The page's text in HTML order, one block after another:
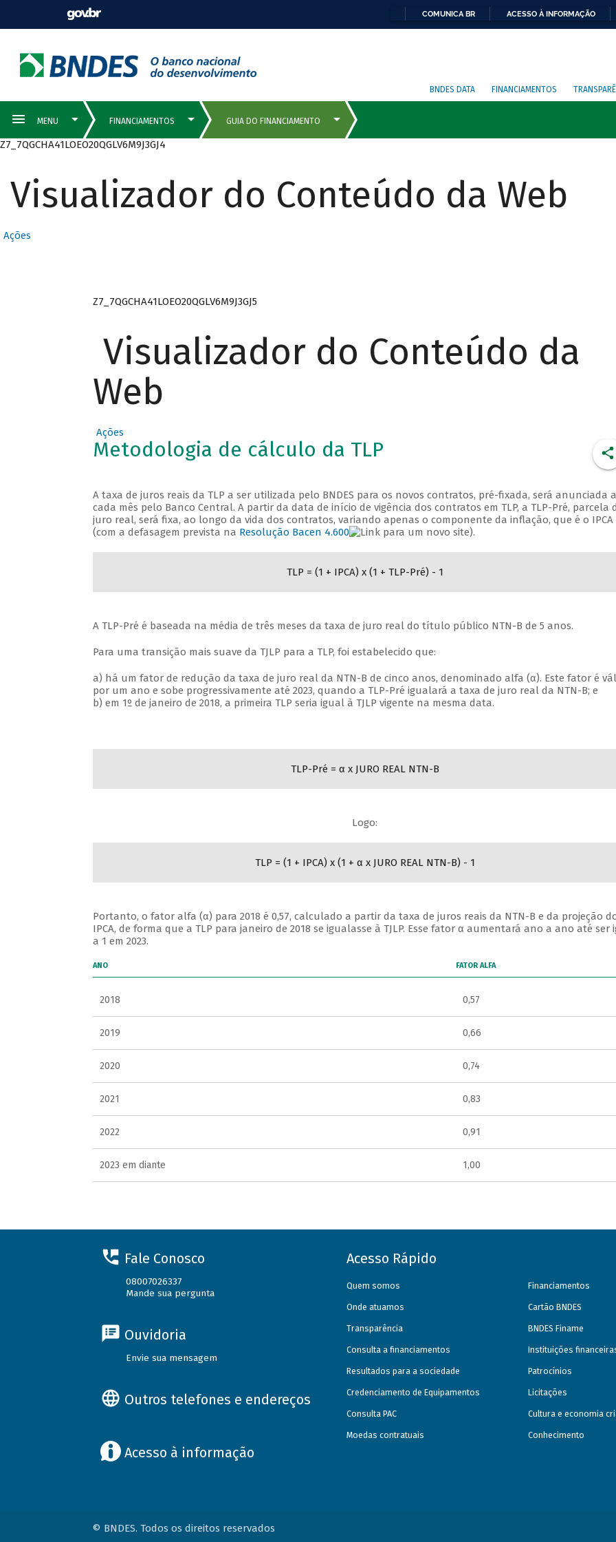
COMUNICA BR ACESSO À INFORMAÇÃO
BNDES DATA FINANCIAMENTOS
Z7_7QGCHA41LOEO20QGLV6M9J3GJ4
Visualizador do Conteúdo da Web
Ações
Z7_7QGCHA41LOEO20QGLV6M9J3GJ5
Visualizador do Conteúdo da
Web
Ações
Metodologia de cálculo da TLP
A taxa de juros reais da TLP a ser utilizada pelo BNDES para os novos contratos, pré-fixada, será anunciada a
cada mês pelo Banco Central. A partir da data de início de vigência dos contratos em TLP, a TLP-Pré, parcela
juro real, será fixa, ao longo da vida dos contratos, variando apenas o componente da inflação, que é o IPCA
(com a defasagem prevista na Resolução Bacen 4.600 ).
TLP = (1 + IPCA) x (1 + TLP-Pré) - 1
A TLP-Pré é baseada na média de três meses da taxa de juro real do título público NTN-B de 5 anos.
Para uma transição mais suave da TJLP para a TLP, foi estabelecido que:
a) há um fator de redução da taxa de juro real da NTN-B de cinco anos, denominado alfa (α). Este fator é
por um ano e sobe progressivamente até 2023, quando a TLP-Pré igualará a taxa de juro real da NTN-B; e
b) em 1º de janeiro de 2018, a primeira TLP seria igual à TJLP vigente na mesma data.
TLP-Pré = α x JURO REAL NTN-B
Logo:
TLP = (1 + IPCA) x (1 + α x JURO REAL NTN-B) - 1
Portanto, o fator alfa (α) para 2018 é 0,57, calculado a partir da taxa de juros reais da NTN-B e da projeção
IPCA, de forma que a TLP para janeiro de 2018 se igualasse à TJLP. Esse fator α aumentará ano a ano até ser
a 1 em 2023.
ANO FATOR ALFA
2018 0,57
2019 0,66
2020 0,74
2021 0,83
2022 0,91
2023 em diante 1,00
Fale Conosco
08007026337
Mande sua pergunta
Ouvidoria
Envie sua mensagem
Outros telefones e endereços
Acesso à informação
Acesso Rápido
Quem somos
Onde atuamos
Transparência
Consulta a financiamentos
Resultados para a sociedade
Credenciamento de Equipamentos
Consulta PAC
Moedas contratuais
Financiamentos
Cartão BNDES
BNDES Finame
Instituições
Patrocínios
Licitações
Cultura e economia
Conhecimento
© BNDES. Todos os direitos reservados